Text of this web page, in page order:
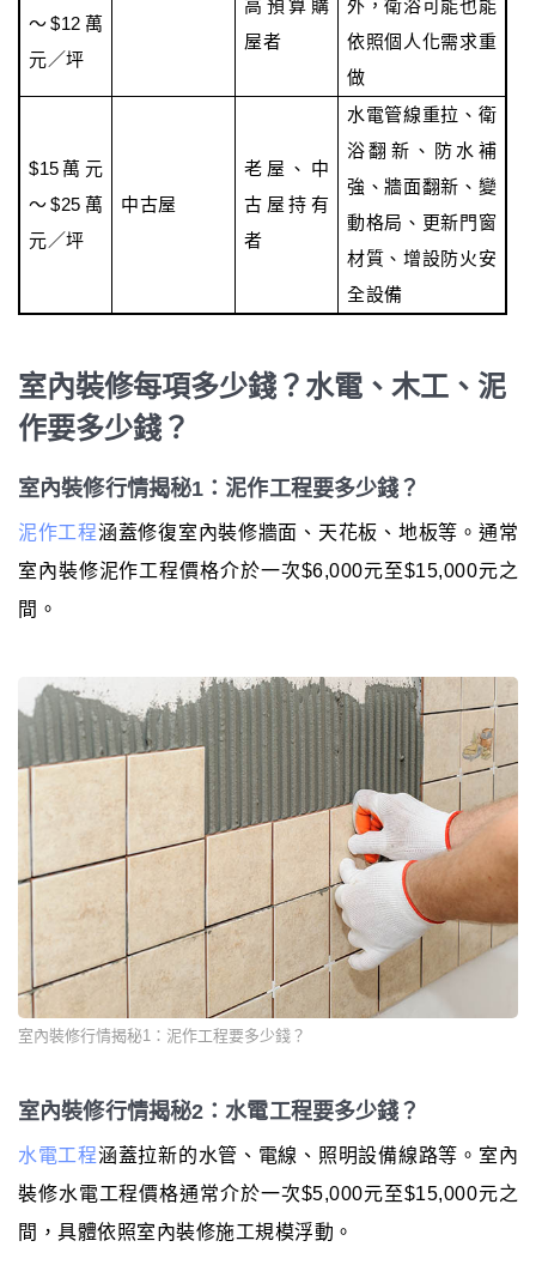
～$12萬
元／坪
高預算購
屋者
外，衛浴可能也能
依照個人化需求重
做
$15萬元
～$25萬
元／坪
中古屋
老屋、中
古屋持有
者
水電管線重拉、衛
浴翻新、防水補
強、牆面翻新、變
動格局、更新門窗
材質、增設防火安
全設備
室內裝修每項多少錢？水電、木工、泥
作要多少錢？
室內裝修行情揭秘1：泥作工程要多少錢？
泥作工程涵蓋修復室內裝修牆面、天花板、地板等。通常
室內裝修泥作工程價格介於一次$6,000元至$15,000元之
間。
室內裝修行情揭秘1：泥作工程要多少錢？
室內裝修行情揭秘2：水電工程要多少錢？
水電工程涵蓋拉新的水管、電線、照明設備線路等。室內
裝修水電工程價格通常介於一次$5,000元至$15,000元之
間，具體依照室內裝修施工規模浮動。